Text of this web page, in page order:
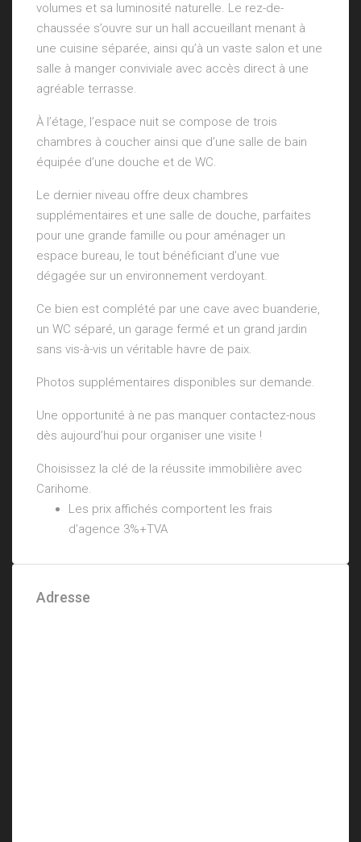
volumes et sa luminosité naturelle. Le rez-de-
chaussée s’ouvre sur un hall accueillant menant à
une cuisine séparée, ainsi qu’à un vaste salon et une
salle à manger conviviale avec accès direct à une
agréable terrasse.
À l’étage, l’espace nuit se compose de trois
chambres à coucher ainsi que d’une salle de bain
équipée d’une douche et de WC.
Le dernier niveau offre deux chambres
supplémentaires et une salle de douche, parfaites
pour une grande famille ou pour aménager un
espace bureau, le tout bénéficiant d’une vue
dégagée sur un environnement verdoyant.
Ce bien est complété par une cave avec buanderie,
un WC séparé, un garage fermé et un grand jardin
sans vis-à-vis un véritable havre de paix.
Photos supplémentaires disponibles sur demande.
Une opportunité à ne pas manquer contactez-nous
dès aujourd’hui pour organiser une visite !
Choisissez la clé de la réussite immobilière avec
Carihome.
Les prix affichés comportent les frais
d’agence 3%+TVA
Adresse